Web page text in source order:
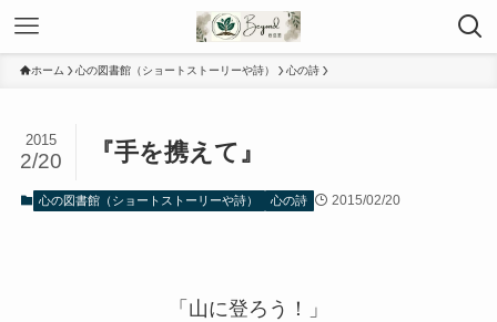
ホーム 心の図書館（ショートストーリーや詩） 心の詩
『手を携えて』
2015
2/20
心の図書館（ショートストーリーや詩） 心の詩 2015/02/20
「山に登ろう！」